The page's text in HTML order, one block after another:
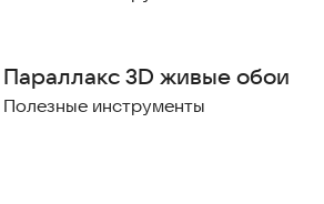
Параллакс 3D живые обои
Полезные инструменты